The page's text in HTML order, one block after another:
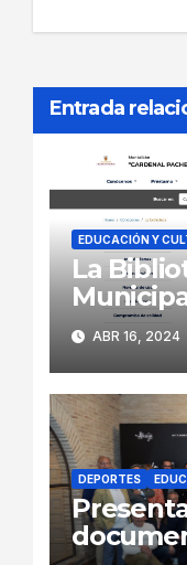
Entrada
EDUCACIÓN Y
La
web
ABR 16, 2024
DEPORTES